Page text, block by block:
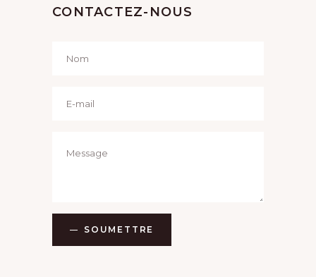
CONTACTEZ-NOUS
SOUMETTRE